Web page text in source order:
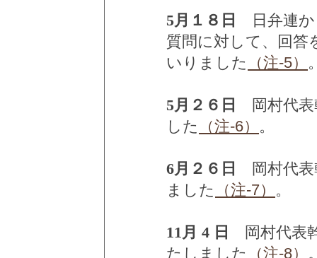
5月１８日
日弁連か
質問に対して、回答
いりました
（注-5）
5月２６日
岡村代表
した
（注-6） 。
6月２６日
岡村代表
ました
（注-7） 。
11月 4 日
岡村代表
たしました
（注-8）